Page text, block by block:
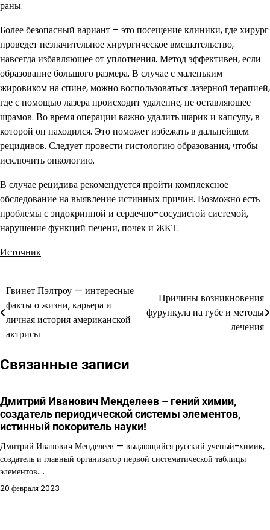
раны.
Более безопасный вариант – это посещение клиники, где хирург
проведет незначительное хирургическое вмешательство,
навсегда избавляющее от уплотнения. Метод эффективен, если
образование большого размера. В случае с маленьким
жировиком на спине, можно воспользоваться лазерной терапией,
где с помощью лазера происходит удаление, не оставляющее
шрамов. Во время операции важно удалить шарик и капсулу, в
которой он находился. Это поможет избежать в дальнейшем
рецидивов. Следует провести гистологию образования, чтобы
исключить онкологию.
В случае рецидива рекомендуется пройти комплексное
обследование на выявление истинных причин. Возможно есть
проблемы с эндокринной и сердечно-сосудистой системой,
нарушение функций печени, почек и ЖКТ.
Источник
Навигация
по
записям
Гвинет Пэлтроу — интересные
факты о жизни, карьера и
личная история американской
актрисы
Причины возникновения
фурункула на губе и методы
лечения
Связанные записи
Дмитрий Иванович Менделеев – гений химии,
создатель периодической системы элементов,
истинный покоритель науки!
Дмитрий Иванович Менделеев — выдающийся русский ученый-химик,
создатель и главный организатор первой систематической таблицы
элементов.…
20 февраля 2023